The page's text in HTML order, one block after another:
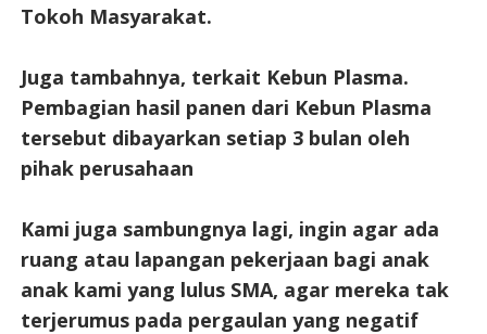
Tokoh Masyarakat.
Juga tambahnya, terkait Kebun Plasma.
Pembagian hasil panen dari Kebun Plasma
tersebut dibayarkan setiap 3 bulan oleh
pihak perusahaan
Kami juga sambungnya lagi, ingin agar ada
ruang atau lapangan pekerjaan bagi anak
anak kami yang lulus SMA, agar mereka tak
terjerumus pada pergaulan yang negatif